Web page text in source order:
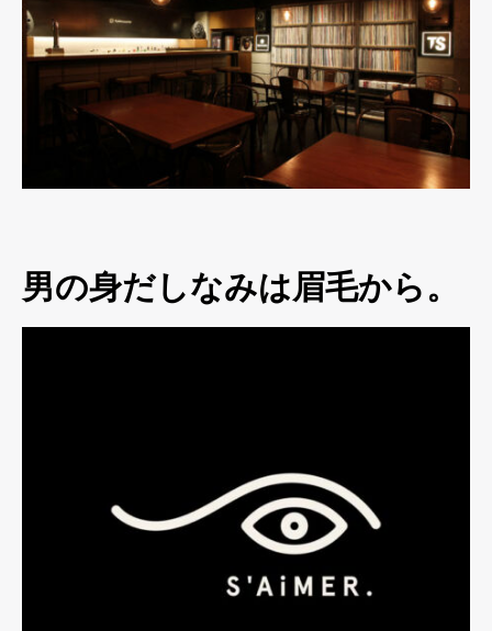
男の身だしなみは眉毛から。